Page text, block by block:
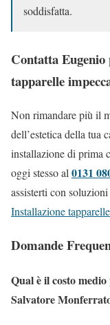
soddisfatta.
Contatta
tapparelle
Non rimandare più il
dell’estetica della tua
installazione di prima
oggi stesso al 0131
assisterti con
Installazione
Domande
Qual è il costo
Salvatore